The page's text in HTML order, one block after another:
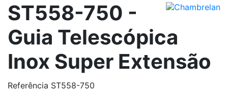
ST558-750 -
Guia Telescópica
Inox Super Extensão
Referência ST558-750